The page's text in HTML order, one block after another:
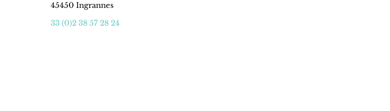
45450 Ingrannes
33 (0)2 38 57 28 24